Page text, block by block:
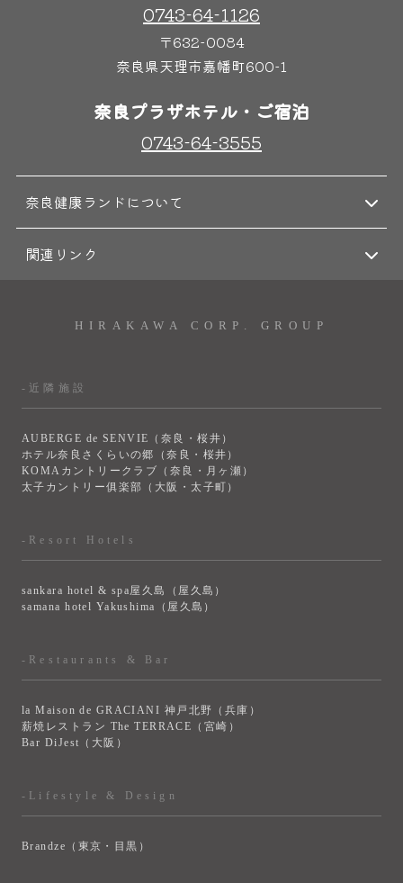
0743-64-1126
〒632-0084
奈良県天理市嘉幡町600-1
奈良プラザホテル・ご宿泊
0743-64-3555
奈良健康ランドについて
関連リンク
HIRAKAWA CORP. GROUP
-近隣施設
AUBERGE de SENVIE（奈良・桜井）
ホテル奈良さくらいの郷（奈良・桜井）
KOMAカントリークラブ（奈良・月ヶ瀬）
太子カントリー俱楽部（大阪・太子町）
-Resort Hotels
sankara hotel & spa屋久島（屋久島）
samana hotel Yakushima（屋久島）
-Restaurants & Bar
la Maison de GRACIANI 神戸北野（兵庫）
薪焼レストラン The TERRACE（宮崎）
Bar DiJest（大阪）
-Lifestyle & Design
Brandze（東京・目黒）